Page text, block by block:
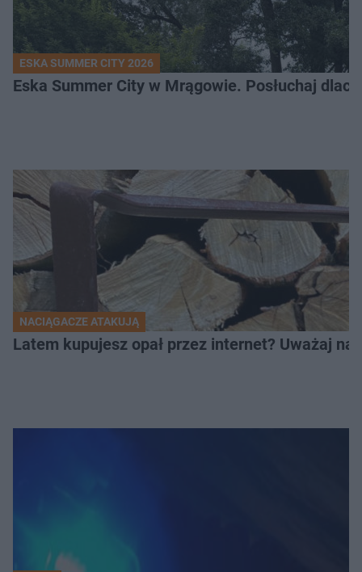
ESKA SUMMER CITY 2026
Eska Summer City w Mrągowie. Posłuchaj
NACIĄGACZE ATAKUJĄ
Latem kupujesz opał przez internet? Uważaj na